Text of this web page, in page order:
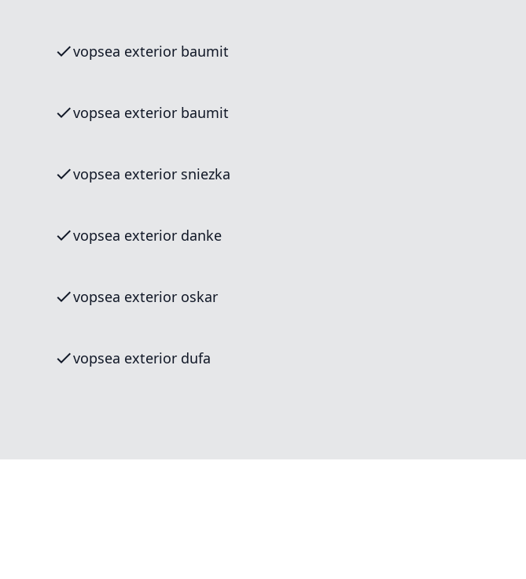
vopsea exterior baumit
vopsea exterior baumit
vopsea exterior sniezka
vopsea exterior danke
vopsea exterior oskar
vopsea exterior dufa